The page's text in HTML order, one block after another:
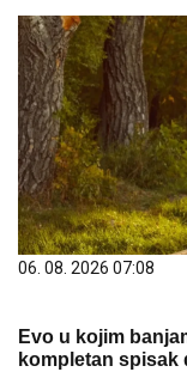
06. 08. 2026 07:08
Evo u kojim
kompletan spisak